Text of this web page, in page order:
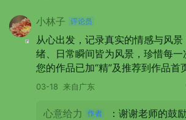
小林子
从心出发，记录真实的情感与风
绪、日常瞬间皆为风景，珍惜每一
您的作品已加“精”及推荐到作品首
03-18 来自广东
心意给力 ：谢谢老师的鼓